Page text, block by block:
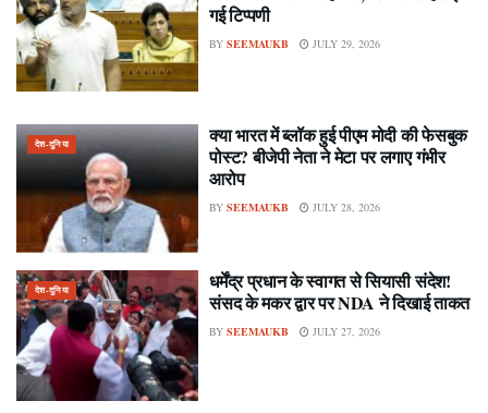
गई टिप्पणी
BY SEEMAUKB JULY 29, 2026
देश-दुनिया
क्या भारत में ब्लॉक हुई पीएम मोदी की फेसबुक
पोस्ट? बीजेपी नेता ने मेटा पर लगाए गंभीर
आरोप
BY SEEMAUKB JULY 28, 2026
देश-दुनिया
धर्मेंद्र प्रधान के स्वागत से सियासी संदेश!
संसद के मकर द्वार पर NDA ने दिखाई ताकत
BY SEEMAUKB JULY 27, 2026